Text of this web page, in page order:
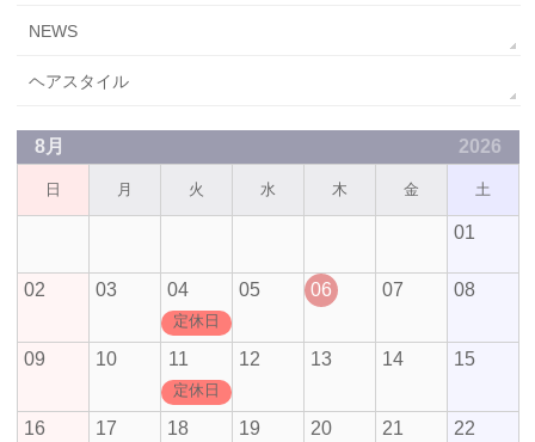
NEWS
ヘアスタイル
8月 2026
日 月 火 水 木 金 土
01
02 03 04
定休日
05 06 07 08
09 10 11
定休日
12 13 14 15
16 17 18 19 20 21 22